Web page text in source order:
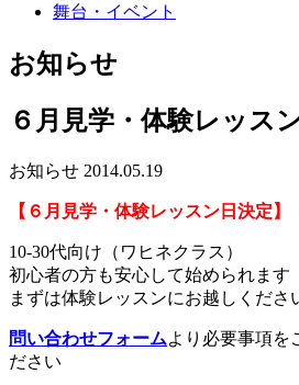
舞台・イベント
お知らせ
６月見学・体験レッス
お知らせ 2014.05.19
【６ 月見学・体験レッスン日決定】
10-30代向け（ワヒネクラス）
初心者の方も安心して始められます
まずは体験レッスンにお越しくださ
問い合わせフォームより必要事項を
ださい